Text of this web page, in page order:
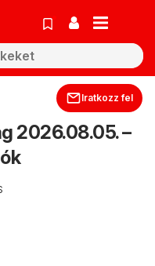
Iratkozz fel
2026.08.05. –